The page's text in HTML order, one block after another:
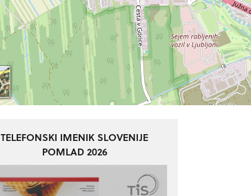
TELEFONSKI IMENIK SLOVENIJE
POMLAD 2026